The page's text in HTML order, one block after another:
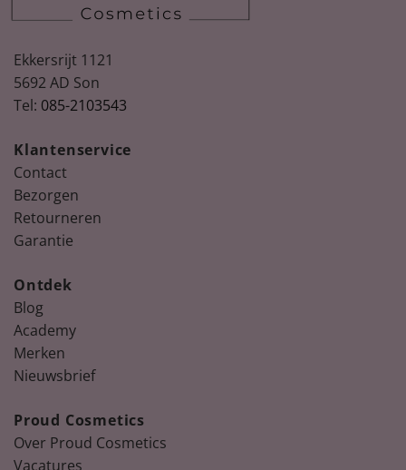
Ekkersrijt 1121
5692 AD Son
Tel: 085-2103543
Klantenservice
Contact
Bezorgen
Retourneren
Garantie
Ontdek
Blog
Academy
Merken
Nieuwsbrief
Proud Cosmetics
Over Proud Cosmetics
Vacatures